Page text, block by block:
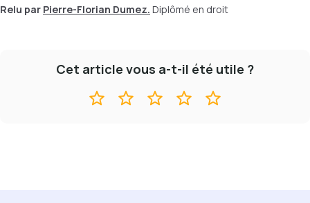
Relu par Pierre-Florian Dumez. Diplômé en droit
Cet article vous a-t-il été utile ?